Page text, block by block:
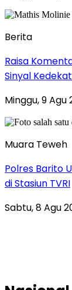
Berita
Raisa
Sinyal
Minggu, 9 Agu
Muara Teweh
Polres Barito
di Stasiun TVRI
Sabtu, 8 Agu